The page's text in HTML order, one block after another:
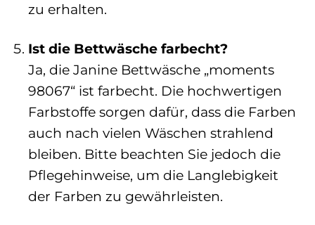
zu erhalten.
Ist die Bettwäsche farbecht?
Ja, die Janine Bettwäsche „moments
98067“ ist farbecht. Die hochwertigen
Farbstoffe sorgen dafür, dass die Farben
auch nach vielen Wäschen strahlend
bleiben. Bitte beachten Sie jedoch die
Pflegehinweise, um die Langlebigkeit
der Farben zu gewährleisten.